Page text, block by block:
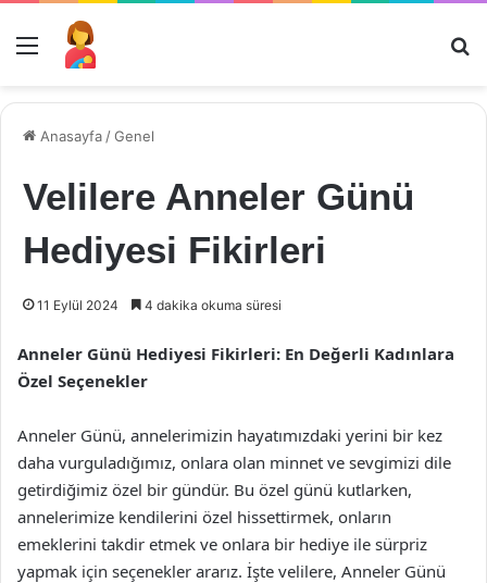
Menü
Anasayfa /Genel
Velilere Anneler Günü
Hediyesi Fikirleri
11 Eylül 2024 4 dakika okuma süresi
Anneler Günü Hediyesi Fikirleri: En Değerli Kadınlara
Özel Seçenekler
Anneler Günü, annelerimizin hayatımızdaki yerini bir kez
daha vurguladığımız, onlara olan minnet ve sevgimizi dile
getirdiğimiz özel bir gündür. Bu özel günü kutlarken,
annelerimize kendilerini özel hissettirmek, onların
emeklerini takdir etmek ve onlara bir hediye ile sürpriz
yapmak için seçenekler ararız. İşte velilere, Anneler Günü